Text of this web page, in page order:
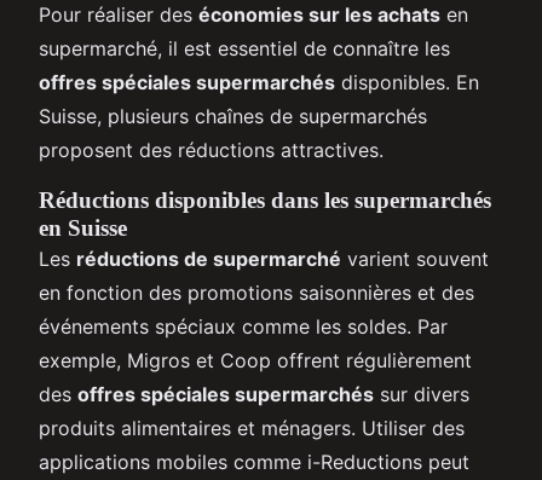
Pour réaliser des économies sur les achats en
supermarché, il est essentiel de connaître les
offres spéciales supermarchés disponibles. En
Suisse, plusieurs chaînes de supermarchés
proposent des réductions attractives.
Réductions disponibles dans les supermarchés
en Suisse
Les réductions de supermarché varient souvent
en fonction des promotions saisonnières et des
événements spéciaux comme les soldes. Par
exemple, Migros et Coop offrent régulièrement
des offres spéciales supermarchés sur divers
produits alimentaires et ménagers. Utiliser des
applications mobiles comme i-Reductions peut